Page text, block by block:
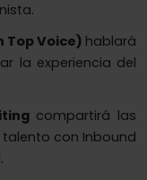
Top Voice) hablará
la experiencia del
compartirá las
con Inbound